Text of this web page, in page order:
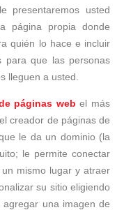
presentaremos usted
página propia donde
quién lo hace e incluir
para que las personas
lleguen a usted.
páginas web el más
creador de páginas de
le da un dominio (la
le permite conectar
mismo lugar y atraer
su sitio eligiendo
una imagen de